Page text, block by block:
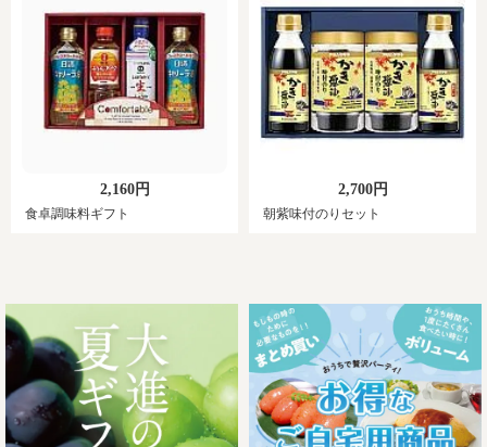
2,160円
食卓調味料ギフト
2,700円
朝紫味付のりセット